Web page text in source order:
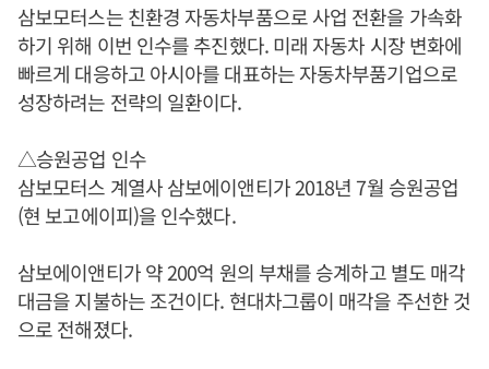
삼보모터스는 친환경 자동차부품으로 사업 전환을 가속화
하기 위해 이번 인수를 추진했다. 미래 자동차 시장 변화에
빠르게 대응하고 아시아를 대표하는 자동차부품기업으로
성장하려는 전략의 일환이다.
△승원공업 인수
삼보모터스 계열사 삼보에이앤티가 2018년 7월 승원공업
(현 보고에이피)을 인수했다.
삼보에이앤티가 약 200억 원의 부채를 승계하고 별도 매각
대금을 지불하는 조건이다. 현대차그룹이 매각을 주선한 것
으로 전해졌다.